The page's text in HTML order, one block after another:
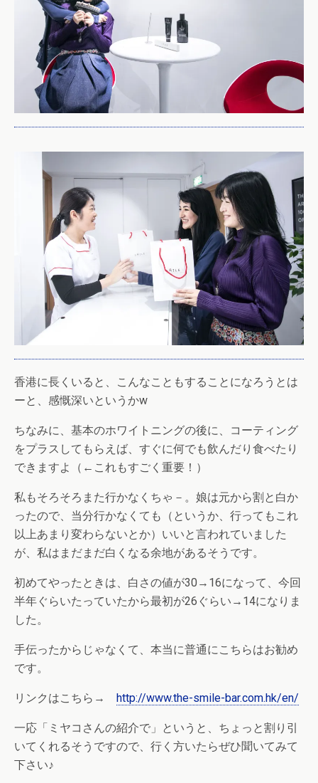
香港に長くいると、こんなこともすることになろうとは
ーと、感慨深いというかw
ちなみに、基本のホワイトニングの後に、コーティング
をプラスしてもらえば、すぐに何でも飲んだり食べたり
できますよ（←これもすごく重要！）
私もそろそろまた行かなくちゃ－。娘は元から割と白か
ったので、当分行かなくても（というか、行ってもこれ
以上あまり変わらないとか）いいと言われていました
が、私はまだまだ白くなる余地があるそうです。
初めてやったときは、白さの値が30→16になって、今回
半年ぐらいたっていたから最初が26ぐらい→14になりま
した。
手伝ったからじゃなくて、本当に普通にこちらはお勧め
です。
リンクはこちら→ http://www.the-smile-bar.com.hk/en/
一応「ミヤコさんの紹介で」というと、ちょっと割り引
いてくれるそうですので、行く方いたらぜひ聞いてみて
下さい♪